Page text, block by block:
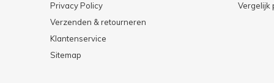
Privacy Policy
Verzenden & retourneren
Klantenservice
Sitemap
Vergelijk